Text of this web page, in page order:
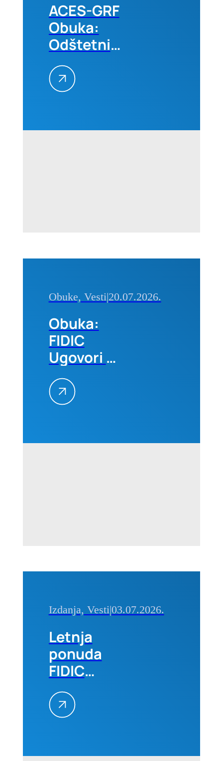
ACES-GRF
Obuka:
Odštetni
zahtevi na
građevinskim
projektima
Kvantifikacija
Obuke, Vesti|20.07.2026.
Obuka:
FIDIC
Ugovori –
Primena
na
projektima,
avgusta
Izdanja, Vesti|03.07.2026.
Letnja
ponuda
FIDIC
izdanja